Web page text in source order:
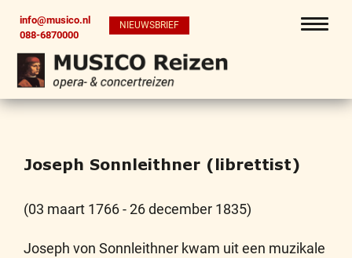
info@musico.nl
088-6870000
NIEUWSBRIEF
Joseph Sonnleithner (librettist)
(03 maart 1766 - 26 december 1835)
Joseph von Sonnleithner kwam uit een muzikale